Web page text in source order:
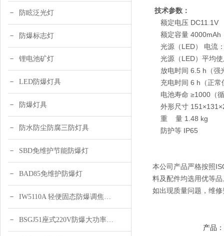
防眩泛光灯
防爆标志灯
锂电池矿灯
LED防爆灯具
防爆灯具
防水防尘防腐三防灯具
SBD免维护节能防爆灯
BAD85免维护防爆灯
IW5110A 轻便固态防爆调焦头灯
BSGJ51座式220V防爆大功率声光报警器 绿色 黄色
技术参数：
额定电压 DC11.1V
额定容量 4000mAh
光源（LED） 电流
光源（LED）平均
放电时间 6.5 h（强
充电时间 6 h（正常
电池寿命 ≥1000（
外形尺寸
重 量 1.48 kg
防护等 IP65
本公司产品严格按照
料及配件均选用优等
如出现质量问题，维
产品：